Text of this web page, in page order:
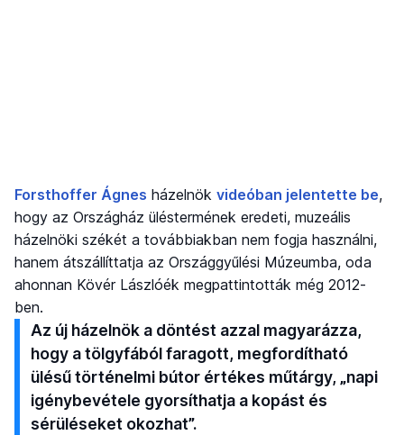
Forsthoffer Ágnes házelnök videóban jelentette be,
hogy az Országház üléstermének eredeti, muzeális
házelnöki székét a továbbiakban nem fogja használni,
hanem átszállíttatja az Országgyűlési Múzeumba, oda
ahonnan Kövér Lászlóék megpattintották még 2012-
ben.
Az új házelnök a döntést azzal magyarázza,
hogy a tölgyfából faragott, megfordítható
ülésű történelmi bútor értékes műtárgy, „napi
igénybevétele gyorsíthatja a kopást és
sérüléseket okozhat”.